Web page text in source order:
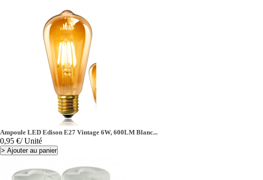
Ampoule LED Edison E27 Vintage 6W, 600LM Blanc...
Prix
0,95 €/ Unité
> Ajouter au panier